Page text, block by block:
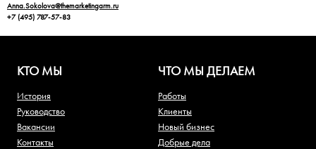
Anna.Sokolova@themarketingarm.ru
+7 (495) 787-57-83
КТО МЫ
История
Руководство
Вакансии
Контакты
ЧТО МЫ ДЕЛАЕМ
Работы
Клиенты
Новый бизнес
Добрые дела